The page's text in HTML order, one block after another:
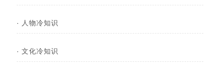
· 人物冷知识
· 文化冷知识